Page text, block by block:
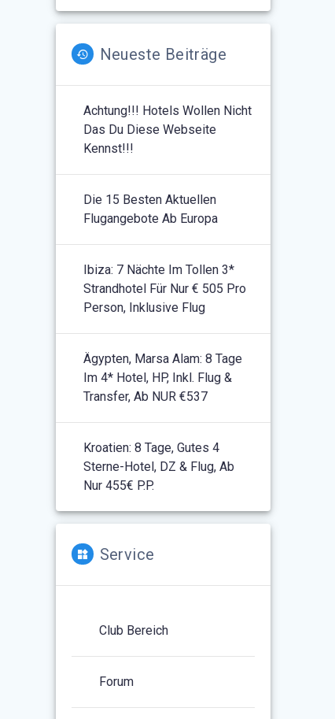
Neueste Beiträge
Achtung!!! Hotels Wollen Nicht
Das Du Diese Webseite
Kennst!!!
Die 15 Besten Aktuellen
Flugangebote Ab Europa
Ibiza: 7 Nächte Im Tollen 3*
Strandhotel Für Nur € 505 Pro
Person, Inklusive Flug
Ägypten, Marsa Alam: 8 Tage
Im 4* Hotel, HP, Inkl. Flug &
Transfer, Ab NUR €537
Kroatien: 8 Tage, Gutes 4
Sterne-Hotel, DZ & Flug, Ab
Nur 455€ P.P.
Service
Club Bereich
Forum